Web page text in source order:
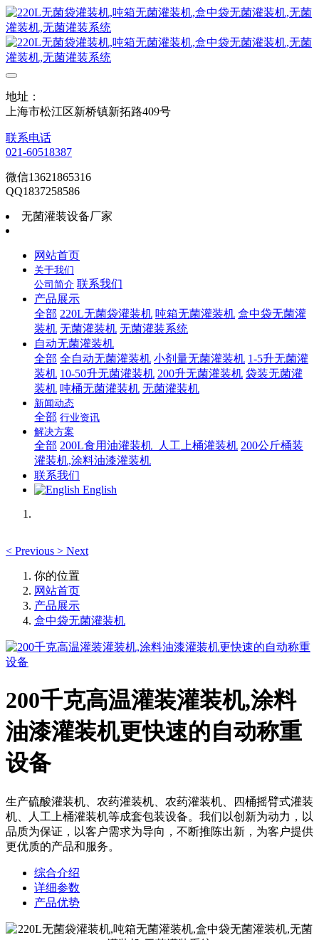
地址：
上海市松江区新桥镇新拓路409号
联系电话
021-60518387
微信13621865316
QQ1837258586
无菌灌装设备厂家
网站首页
关于我们
公司简介 联系我们
产品展示
全部 220L无菌袋灌装机 吨箱无菌灌装机 盒中袋无菌灌
装机 无菌灌装机 无菌灌装系统
自动无菌灌装机
全部 全自动无菌灌装机 小剂量无菌灌装机 1-5升无菌灌
装机 10-50升无菌灌装机 200升无菌灌装机 袋装无菌灌
装机 吨桶无菌灌装机 无菌灌装机
新闻动态
全部 行业资讯
解决方案
全部 200L食用油灌装机_人工上桶灌装机 200公斤桶装
灌装机,涂料油漆灌装机
联系我们
English
< Previous > Next
你的位置
网站首页
产品展示
盒中袋无菌灌装机
200千克高温灌装灌装机,涂料
油漆灌装机更快速的自动称重
设备
生产硫酸灌装机、农药灌装机、农药灌装机、四桶摇臂式灌装
机、人工上桶灌装机等成套包装设备。我们以创新为动力，以
品质为保证，以客户需求为导向，不断推陈出新，为客户提供
更优质的产品和服务。
综合介绍
详细参数
产品优势